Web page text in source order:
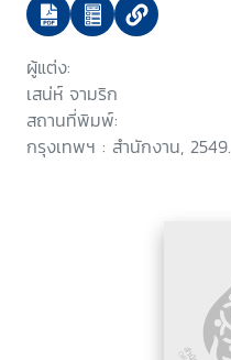
ผู้แต่ง:
เสน่ห์ จามริก
สถานที่พิมพ์:
กรุงเทพฯ : สำนักงาน, 2549.